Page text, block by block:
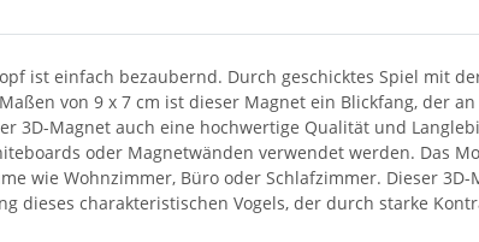
ist einfach bezaubernd. Durch geschicktes Spiel mit
von 9 x 7 cm ist dieser Magnet ein Blickfang, der
3D-Magnet auch eine hochwertige Qualität und
oder Magnetwänden verwendet werden. Das
wie Wohnzimmer, Büro oder Schlafzimmer. Dieser
dieses charakteristischen Vogels, der durch starke